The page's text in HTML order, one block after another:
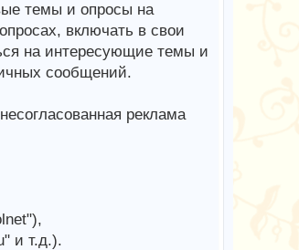
темы и опросы на
включать в свои
на интересующие темы и
сообщений.
реклама
и т.д.).